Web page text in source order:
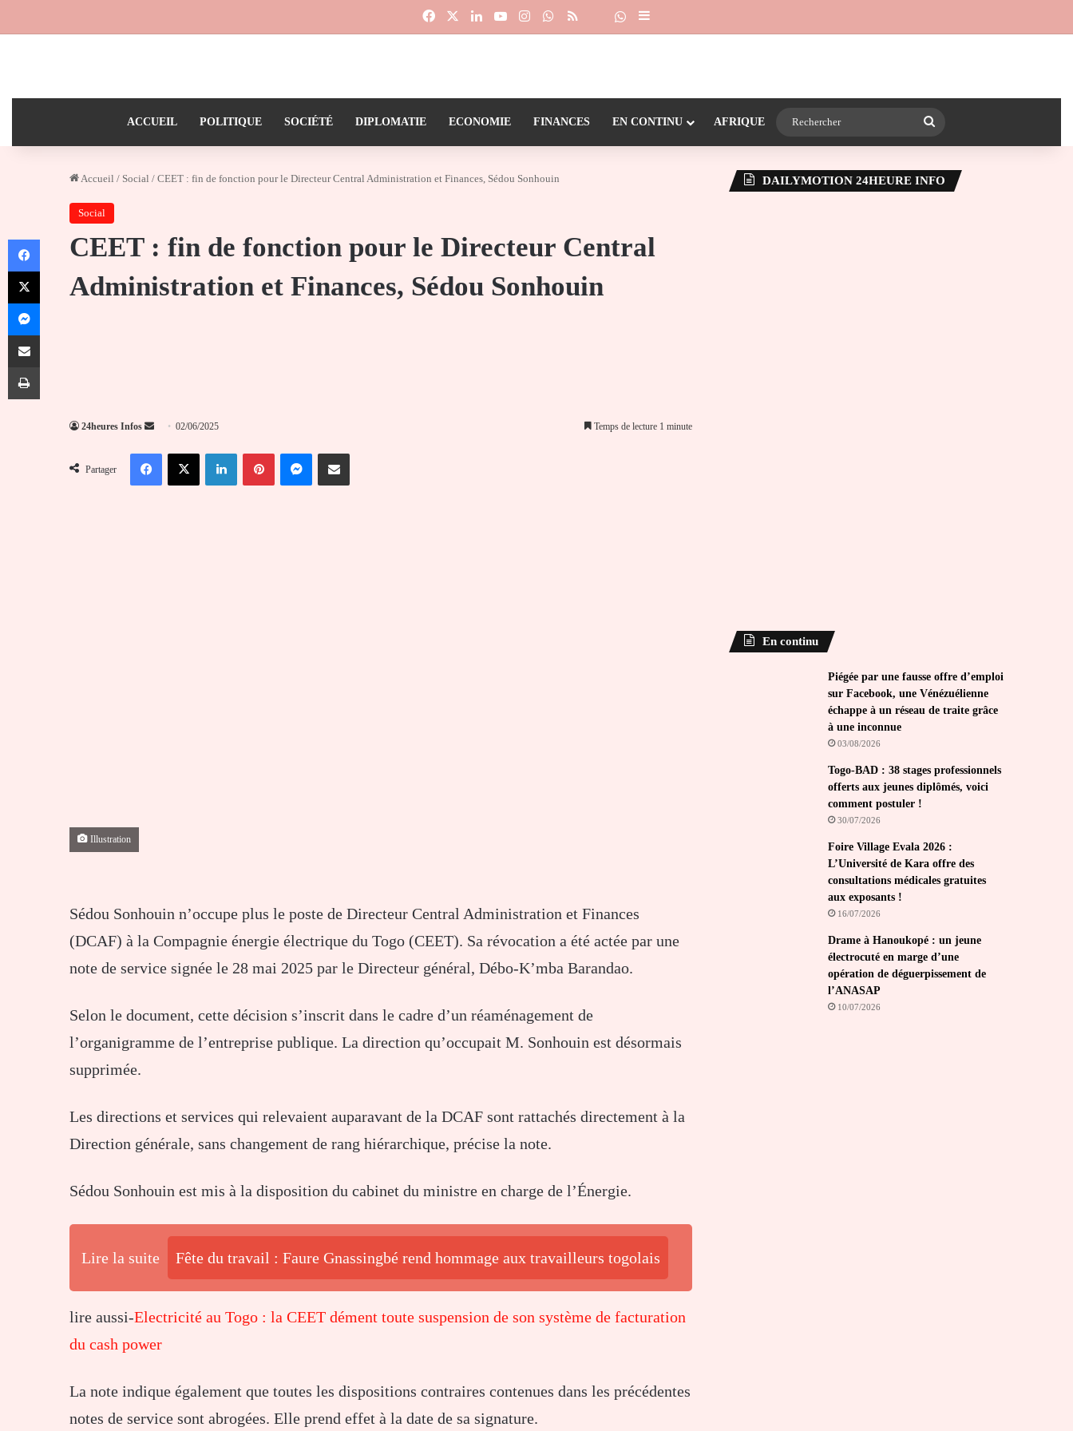
FacebookLinkedinYouTubeInstagramWhatsApp
RSS Dailymotion
Suivre la chaîne 24heureinfo sur WhatsApp
Sidebar (barre latérale)
ACCUEIL POLITIQUE SOCIÉTÉ DIPLOMATIE ECONOMIE FINANCES EN CONTINU AFRIQUE
Accueil / Social / CEET : fin de fonction pour le Directeur Central Administration et Finances, Sédou Sonhouin
Social
CEET : fin de fonction pour le Directeur Central
Administration et Finances, Sédou Sonhouin
24heures Infos
Envoyer
courriel
02/06/2025 Temps de lecture 1 minute
Partager
FacebookX LinkedinPinterestMessengerPartager par email
Illustration
Sédou Sonhouin n’occupe plus le poste de Directeur Central Administration et Finances
(DCAF) à la Compagnie énergie électrique du Togo (CEET). Sa révocation a été actée par une
note de service signée le 28 mai 2025 par le Directeur général, Débo-K’mba Barandao.
Selon le document, cette décision s’inscrit dans le cadre d’un réaménagement de
l’organigramme de l’entreprise publique. La direction qu’occupait M. Sonhouin est désormais
supprimée.
Les directions et services qui relevaient auparavant de la DCAF sont rattachés directement à la
Direction générale, sans changement de rang hiérarchique, précise la note.
Sédou Sonhouin est mis à la disposition du cabinet du ministre en charge de l’Énergie.
Lire la suite Fête du travail : Faure Gnassingbé rend hommage aux travailleurs togolais
lire aussi-Electricité au Togo : la CEET dément toute suspension de son système de facturation
du cash power
La note indique également que toutes les dispositions contraires contenues dans les précédentes
notes de service sont abrogées. Elle prend effet à la date de sa signature.
DAILYMOTION 24HEURE INFO
En continu
Piégée par une fausse offre d’emploi
sur Facebook, une Vénézuélienne
échappe à un réseau de traite grâce
à une inconnue
03/08/2026
Togo-BAD : 38 stages professionnels
offerts aux jeunes diplômés, voici
comment postuler !
30/07/2026
Foire Village Evala 2026 :
L’Université de Kara offre des
consultations médicales gratuites
aux exposants !
16/07/2026
Drame à Hanoukopé : un jeune
électrocuté en marge d’une
opération de déguerpissement de
l’ANASAP
10/07/2026
Facebook
X
Messenger
Partager par email